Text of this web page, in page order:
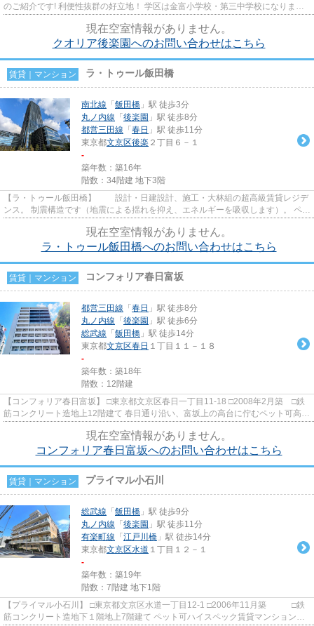
のご紹介です! 利便性抜群の好立地！ 学区は金富小学校・第三中学校になりま
現在空室情報がありません。
クオリア後楽園へのお問い合わせはこちら
賃貸｜マンション ラ・トゥール飯田橋
南北線 「 飯田橋 」駅 徒歩3分
丸ノ内線 「 後楽園 」駅 徒歩8分
都営三田線 「 春日 」駅 徒歩11分
東京都文京区後楽 ２丁目６－１
-
築年数：築16年
階数：34階建 地下3階
【ラ・トゥール飯田橋】 設計・日建設計、施工・大林組の超高級賃貸レジデ
ンス。 制震構造です（地震による揺れを抑え、エネルギーを吸収します）。 ペッ
現在空室情報がありません。
ラ・トゥール飯田橋へのお問い合わせはこちら
賃貸｜マンション コンフォリア春日富坂
都営三田線 「 春日 」駅 徒歩8分
丸ノ内線 「 後楽園 」駅 徒歩6分
総武線 「 飯田橋 」駅 徒歩14分
東京都文京区春日 １丁目１１－１８
-
築年数：築18年
階数：12階建
【コンフォリア春日富坂】 □東京都文京区春日一丁目11-18 □2008年2月築 □鉄
筋コンクリート造地上12階建て 春日通り沿い、富坂上の高台に佇むペット可高級
現在空室情報がありません。
コンフォリア春日富坂へのお問い合わせはこちら
賃貸｜マンション プライマル小石川
総武線 「 飯田橋 」駅 徒歩9分
丸ノ内線 「 後楽園 」駅 徒歩11分
有楽町線 「 江戸川橋 」駅 徒歩14分
東京都文京区水道 １丁目１２－１
-
築年数：築19年
階数：7階建 地下1階
【プライマル小石川】 □東京都文京区水道一丁目12-1 □2006年11月築 □鉄
筋コンクリート造地下１階地上7階建て ペット可ハイスペック賃貸マンションの